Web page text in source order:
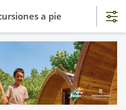
a pie